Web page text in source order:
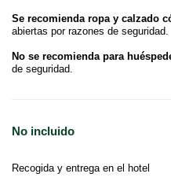
Se recomienda ropa y calzado
abiertas por razones de seguridad.
No se recomienda para
de seguridad.
No incluido
Recogida y entrega en el hotel